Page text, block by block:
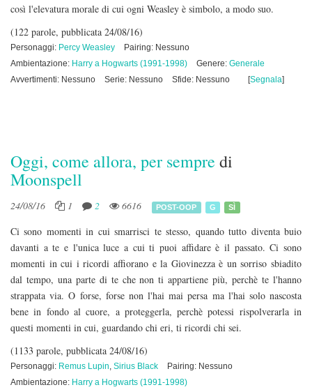
così l'elevatura morale di cui ogni Weasley è simbolo, a modo suo.
(122 parole, pubblicata 24/08/16)
Personaggi: Percy Weasley
Pairing: Nessuno
Ambientazione: Harry a Hogwarts (1991-1998) Genere: Generale
Avvertimenti: Nessuno
Serie: Nessuno Sfide: Nessuno [Segnala]
Oggi, come allora, per sempre di
Moonspell
24/08/16 1 2 6616 POST-OOP G SÌ
Ci sono momenti in cui smarrisci te stesso, quando tutto diventa buio
davanti a te e l'unica luce a cui ti puoi affidare è il passato. Ci sono
momenti in cui i ricordi affiorano e la Giovinezza è un sorriso sbiadito
dal tempo, una parte di te che non ti appartiene più, perchè te l'hanno
strappata via. O forse, forse non l'hai mai persa ma l'hai solo nascosta
bene in fondo al cuore, a proteggerla, perchè potessi rispolverarla in
questi momenti in cui, guardando chi eri, ti ricordi chi sei.
(1133 parole, pubblicata 24/08/16)
Personaggi: Remus Lupin, Sirius Black
Pairing: Nessuno
Ambientazione: Harry a Hogwarts (1991-1998)